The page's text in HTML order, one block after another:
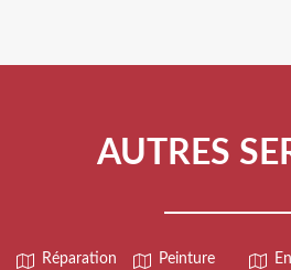
AUTRES
Réparation
Peinture